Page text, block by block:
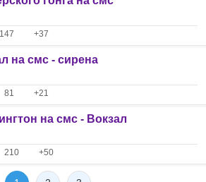
147 +37
на смс - сирена
81 +21
на смс - Вокзал
210 +50